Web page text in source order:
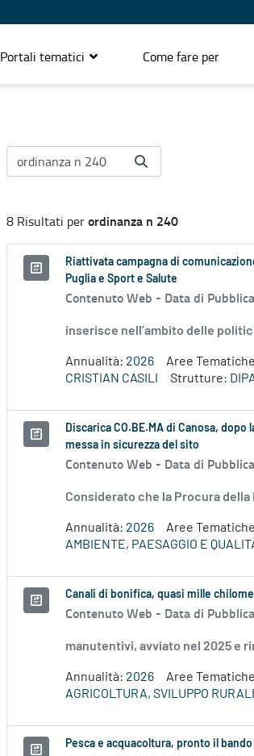
Portali tematici Come fare per
8 Risultati perordinanza n 240
Riattivata campagna di
Puglia e Sport e Salute
Contenuto Web - Data di
inserisce nell’ambito delle
Annualità: 2026 Aree
CRISTIAN CASILI
Strutture:
Discarica CO.BE.MA di Canosa,
messa in sicurezza del sito
Contenuto Web - Data di
Considerato che la Procura
Annualità: 2026 Aree
AMBIENTE, PAESAGGIO E
Canali di bonifica, quasi mille
Contenuto Web - Data di
manutentivi, avviato nel 2025 e
Annualità: 2026 Aree
AGRICOLTURA, SVILUPPO
Pesca e acquacoltura, pronto il